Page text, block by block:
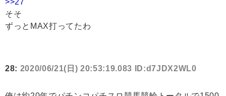
>>27
そそ
ずっとMAX打ってたわ
28: 2020/06/21(日) 20:53:19.083 ID:d7JDX2WL0